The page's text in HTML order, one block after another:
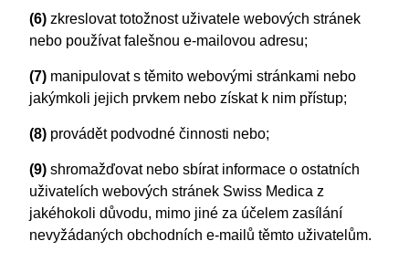
(6) zkreslovat totožnost uživatele webových stránek
nebo používat falešnou e-mailovou adresu;
(7) manipulovat s těmito webovými stránkami nebo
jakýmkoli jejich prvkem nebo získat k nim přístup;
(8) provádět podvodné činnosti nebo;
(9) shromažďovat nebo sbírat informace o ostatních
uživatelích webových stránek Swiss Medica z
jakéhokoli důvodu, mimo jiné za účelem zasílání
nevyžádaných obchodních e-mailů těmto uživatelům.